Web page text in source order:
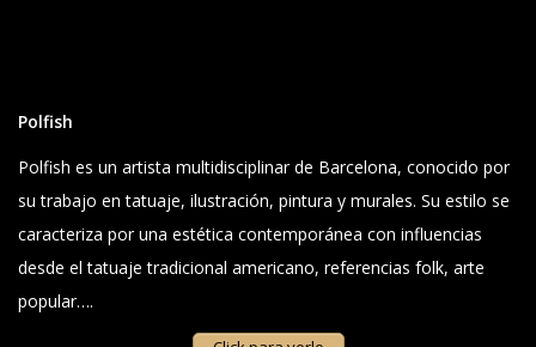
Polfish
Polfish es un artista multidisciplinar de Barcelona, conocido por
su trabajo en tatuaje, ilustración, pintura y murales. Su estilo se
caracteriza por una estética contemporánea con influencias
desde el tatuaje tradicional americano, referencias folk, arte
popular….